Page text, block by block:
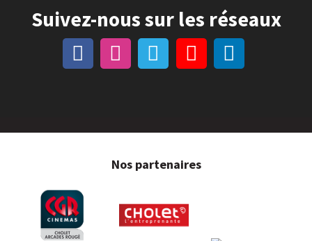
Suivez-nous sur les réseaux
Nos partenaires